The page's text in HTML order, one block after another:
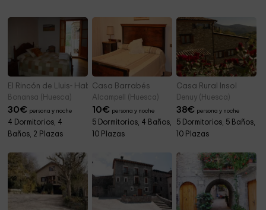
El Rincón de Lluis- Habitaciones
Bonansa (Huesca)
30€ persona y noche
4 Dormitorios, 4
Baños, 2 Plazas
Casa Barrabés
Alcampell (Huesca)
10€ persona y noche
5 Dormitorios, 4 Baños,
10 Plazas
Casa Rural Insol
Denuy (Huesca)
38€ persona y noche
5 Dormitorios, 5 Baños,
10 Plazas